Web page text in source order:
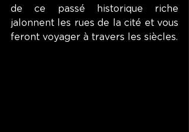
de ce passé historique riche
jalonnent les rues de la cité et vous